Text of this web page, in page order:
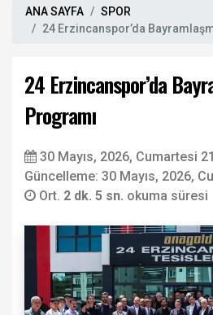
ANA SAYFA
SPOR
24 Erzincanspor’da
24 Erzincanspor’da
Programı
30 Mayıs, 2026, Cumartesi
Güncelleme: 30 Mayıs, 2026,
Ort. 2 dk. 5 sn. okuma süresi